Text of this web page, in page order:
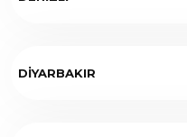
DİYARBAKIR